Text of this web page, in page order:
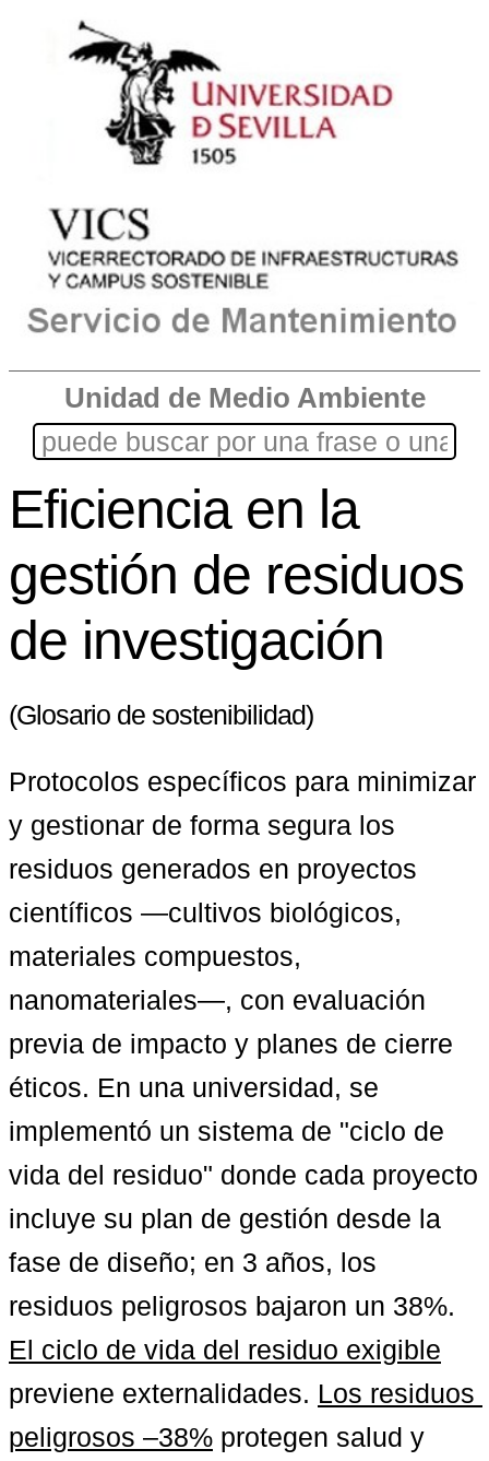
Unidad de Medio Ambiente
Eficiencia en la
gestión de residuos
de investigación
(Glosario de sostenibilidad)
Protocolos específicos para minimizar
y gestionar de forma segura los
residuos generados en proyectos
científicos —cultivos biológicos,
materiales compuestos,
nanomateriales—, con evaluación
previa de impacto y planes de cierre
éticos. En una universidad, se
implementó un sistema de "ciclo de
vida del residuo" donde cada proyecto
incluye su plan de gestión desde la
fase de diseño; en 3 años, los
El ciclo de vida del residuo exigible
previene externalidades. Los residuos
peligrosos –38% protegen salud y